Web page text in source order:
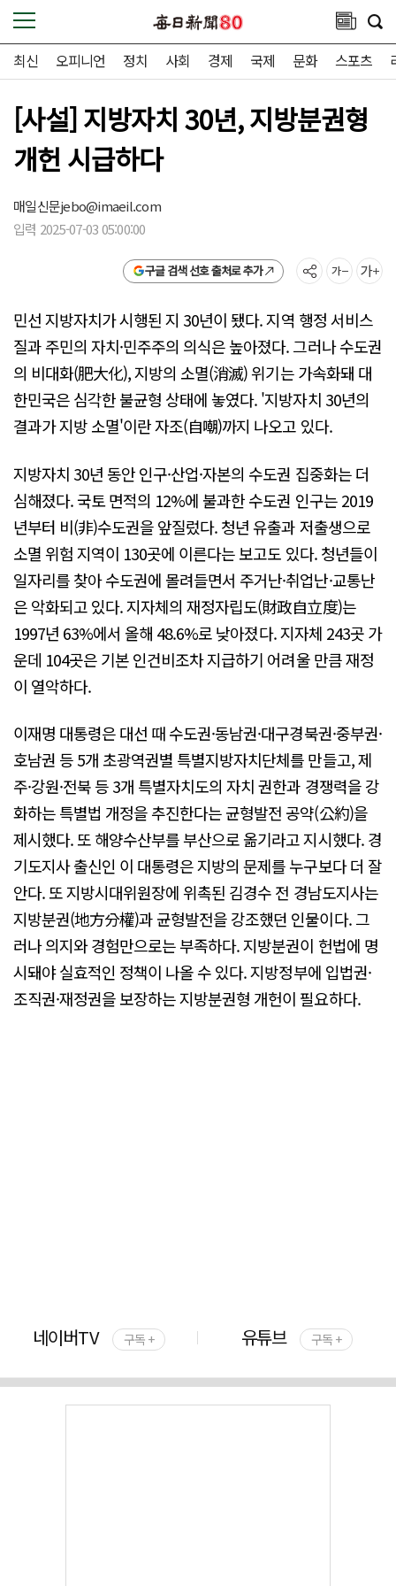
최신 오피니언 정치 사회 경제 국제 문화 스포츠
[사설] 지방자치 30년, 지방분권형
개헌 시급하다
매일신문jebo@imaeil.com
입력 2025-07-03 05:00:00
구글 검색 선호 출처로 추가
민선 지방자치가 시행된 지 30년이 됐다. 지역 행정 서비스
질과 주민의 자치·민주주의 의식은 높아졌다. 그러나 수도권
의 비대화(肥大化), 지방의 소멸(消滅) 위기는 가속화돼 대
한민국은 심각한 불균형 상태에 놓였다. '지방자치 30년의
결과가 지방 소멸'이란 자조(自嘲)까지 나오고 있다.
지방자치 30년 동안 인구·산업·자본의 수도권 집중화는 더
심해졌다. 국토 면적의 12%에 불과한 수도권 인구는 2019
년부터 비(非)수도권을 앞질렀다. 청년 유출과 저출생으로
소멸 위험 지역이 130곳에 이른다는 보고도 있다. 청년들이
일자리를 찾아 수도권에 몰려들면서 주거난·취업난·교통난
은 악화되고 있다. 지자체의 재정자립도(財政自立度)는
1997년 63%에서 올해 48.6%로 낮아졌다. 지자체 243곳 가
운데 104곳은 기본 인건비조차 지급하기 어려울 만큼 재정
이 열악하다.
이재명 대통령은 대선 때 수도권·동남권·대구경북권·중부권·
호남권 등 5개 초광역권별 특별지방자치단체를 만들고, 제
주·강원·전북 등 3개 특별자치도의 자치 권한과 경쟁력을 강
화하는 특별법 개정을 추진한다는 균형발전 공약(公約)을
제시했다. 또 해양수산부를 부산으로 옮기라고 지시했다. 경
기도지사 출신인 이 대통령은 지방의 문제를 누구보다 더 잘
안다. 또 지방시대위원장에 위촉된 김경수 전 경남도지사는
지방분권(地方分權)과 균형발전을 강조했던 인물이다. 그
러나 의지와 경험만으로는 부족하다. 지방분권이 헌법에 명
시돼야 실효적인 정책이 나올 수 있다. 지방정부에 입법권·
조직권·재정권을 보장하는 지방분권형 개헌이 필요하다.
네이버TV 구독 + 유튜브 구독 +